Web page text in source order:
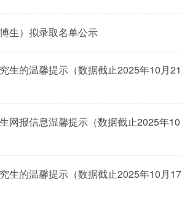
生）拟录取名单公示
生的温馨提示（数据截止2025年10月21
网报信息温馨提示（数据截止2025年10
生的温馨提示（数据截止2025年10月17